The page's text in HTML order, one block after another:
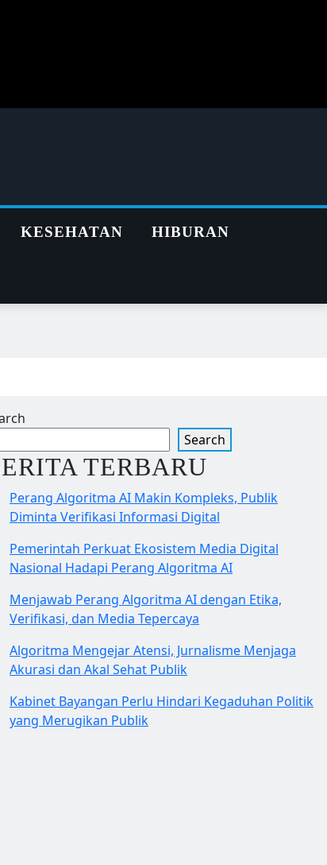
KESEHATAN HIBURAN
Search
TERBARU
Perang Algoritma AI Makin Kompleks, Publik
Diminta Verifikasi Informasi Digital
Pemerintah Perkuat Ekosistem Media Digital
Nasional Hadapi Perang Algoritma AI
Menjawab Perang Algoritma AI dengan Etika,
Verifikasi, dan Media Tepercaya
Algoritma Mengejar Atensi, Jurnalisme Menjaga
Akurasi dan Akal Sehat Publik
Kabinet Bayangan Perlu Hindari Kegaduhan Politik
yang Merugikan Publik